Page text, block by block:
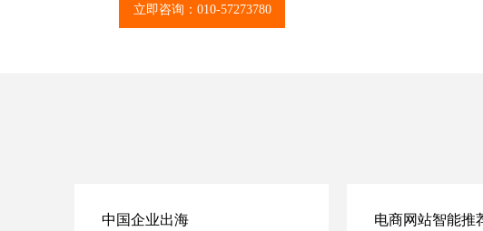
立即咨询：010-57273780
中国企业出海 电商网站智能推